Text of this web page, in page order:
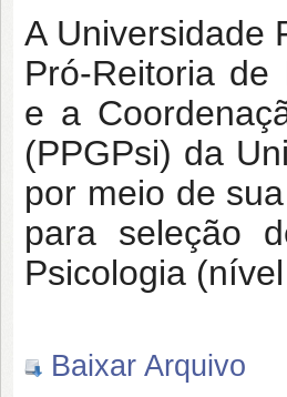
A Universidade
Pró-Reitoria de
e a
(PPGPsi) da
por meio de
para seleção
Psicologia
Baixar Arquivo